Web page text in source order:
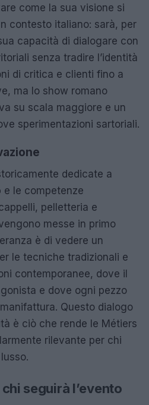
come la sua visione si
contesto italiano: sarà, per
capacità di dialogare con
senza tradire l’identità
di critica e clienti fino a
ma lo show romano
su scala maggiore e un
sperimentazioni sartoriali.
dedicate a
e le competenze
pelletteria e
messe in primo
è di vedere un
le tecniche tradizionali e
contemporanee, dove il
e dove ogni pezzo
Questo dialogo
è ciò che rende le Métiers
rilevante per chi
seguirà l’evento